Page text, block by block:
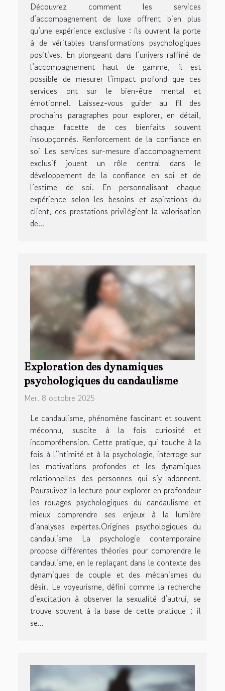
Découvrez comment les services
d’accompagnement de luxe offrent bien plus
qu’une expérience exclusive : ils ouvrent la porte
à de véritables transformations psychologiques
positives. En plongeant dans l’univers raffiné de
l’accompagnement haut de gamme, il est
possible de mesurer l’impact profond que ces
services ont sur le bien-être mental et
émotionnel. Laissez-vous guider au fil des
prochains paragraphes pour explorer, en détail,
chaque facette de ces bienfaits souvent
insoupçonnés. Renforcement de la confiance en
soi Les services sur-mesure d’accompagnement
exclusif jouent un rôle central dans le
développement de la confiance en soi et de
l’estime de soi. En personnalisant chaque
expérience selon les besoins et aspirations du
client, ces prestations privilégient la valorisation
de...
Exploration des dynamiques
psychologiques du candaulisme
Mer. 8 octobre 2025
Le candaulisme, phénomène fascinant et souvent
méconnu, suscite à la fois curiosité et
incompréhension. Cette pratique, qui touche à la
fois à l’intimité et à la psychologie, interroge sur
les motivations profondes et les dynamiques
relationnelles des personnes qui s’y adonnent.
Poursuivez la lecture pour explorer en profondeur
les rouages psychologiques du candaulisme et
mieux comprendre ses enjeux à la lumière
d’analyses expertes.Origines psychologiques du
candaulisme La psychologie contemporaine
propose différentes théories pour comprendre le
candaulisme, en le replaçant dans le contexte des
dynamiques de couple et des mécanismes du
désir. Le voyeurisme, défini comme la recherche
d’excitation à observer la sexualité d’autrui, se
trouve souvent à la base de cette pratique ; il
se...